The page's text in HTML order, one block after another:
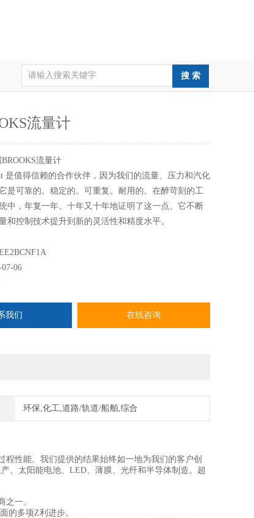
流量计
BROOKS流量计
是值得信赖的合作伙伴，因为我们的流量、压力和汽化
是可靠的。稳定的。可重复。耐用的。在醉苛刻的工
中，年复一年、十年又十年地证明了这一点。它不断
和控制技术提升到新的灵活性和精度水平。
06
我们 在线咨询
环保,化工,道路/轨道/船舶,综合
程性能。我们提供的结果始终如一地为我们的客户创
。太阳能电池、LED、薄膜、光纤和半导体制造。超
之一。
的多项Z利进步。